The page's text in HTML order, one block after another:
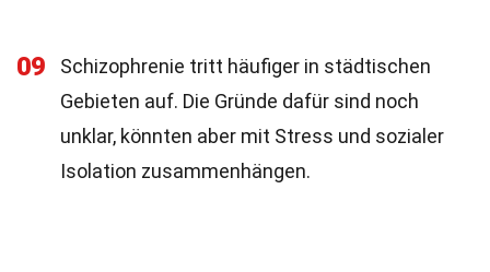
09
Schizophrenie tritt häufiger in städtischen
Gebieten auf. Die Gründe dafür sind noch
unklar, könnten aber mit Stress und sozialer
Isolation zusammenhängen.